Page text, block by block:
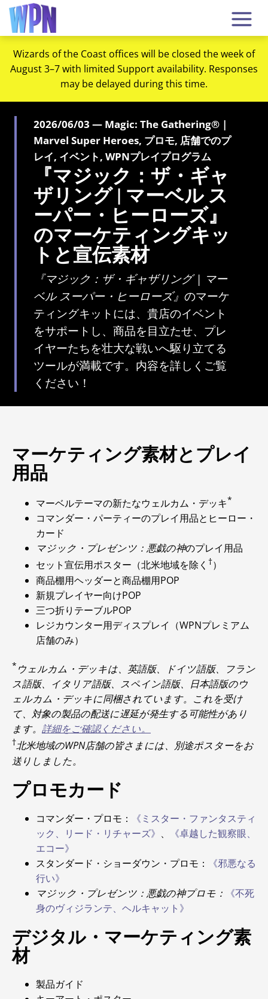
Wizards of the Coast offices will be closed the week of
August 3–7 with limited Support availability. Responses
may be delayed during this time.
2026/06/03 — Magic: The Gathering® |
Marvel Super Heroes, プロモ, 店舗でのプ
レイ, イベント, WPNプレイプログラム
『マジック：ザ・ギャ
ザリング | マーベル ス
ーパー・ヒーローズ』
のマーケティングキッ
トと宣伝素材
『マジック：ザ・ギャザリング | マー
ベル スーパー・ヒーローズ』 のマーケ
ティングキットには、貴店のイベント
をサポートし、商品を目立たせ、プレ
イヤーたちを壮大な戦いへ駆り立てる
ツールが満載です。内容を詳しくご覧
ください！
マーケティング素材とプレイ
用品
マーベルテーマの新たなウェルカム・デッキ*
コマンダー・パーティーのプレイ用品とヒーロー・
カード
マジック・プレゼンツ：悪戯の神のプレイ用品
セット宣伝用ポスター（北米地域を除く †）
商品棚用ヘッダーと商品棚用POP
新規プレイヤー向けPOP
三つ折りテーブルPOP
レジカウンター用ディスプレイ（WPNプレミアム
店舗のみ）
* ウェルカム・デッキは、英語版、ドイツ語版、フラン
ス語版、イタリア語版、スペイン語版、日本語版のウ
ェルカム・デッキに同梱されています。これを受け
て、対象の製品の配送に遅延が発生する可能性があり
ます。 詳細をご確認ください。
†北米地域のWPN店舗の皆さまには、別途ポスターをお
送りしました。
プロモカード
コマンダー・プロモ：
《ミスター・ファンタスティ
ック、リード・リチャーズ》 、
《卓越した観察眼、
エコー》
スタンダード・ショーダウン・プロモ：
《邪悪なる
行い》
マジック・プレゼンツ：悪戯の神プロモ：
《不死
身のヴィジランテ、ヘルキャット》
デジタル・マーケティング素
材
製品ガイド